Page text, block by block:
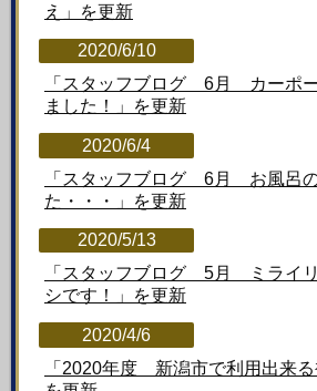
え」
を更新
2020/6/10
「スタッフブログ 6月 カーポ
ました！」
を更新
2020/6/4
「スタッフブログ 6月 お風呂
た・・・」
を更新
2020/5/13
「スタッフブログ 5月 ミライ
シです！」
を更新
2020/4/6
「2020年度 新潟市で利用出来る